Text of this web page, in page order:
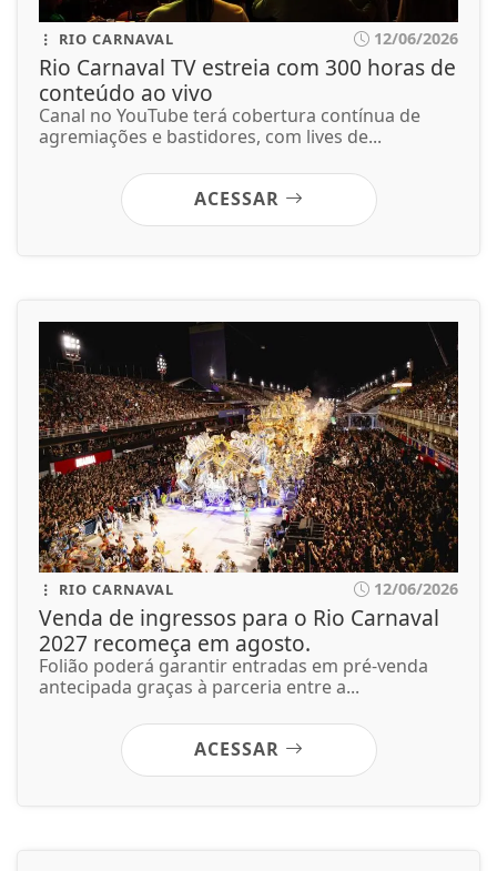
RIO CARNAVAL 12/06/2026
Rio Carnaval TV estreia com 300 horas de
conteúdo ao vivo
Canal no YouTube terá cobertura contínua de
agremiações e bastidores, com lives de...
ACESSAR
RIO CARNAVAL 12/06/2026
Venda de ingressos para o Rio Carnaval
2027 recomeça em agosto.
Folião poderá garantir entradas em pré-venda
antecipada graças à parceria entre a...
ACESSAR